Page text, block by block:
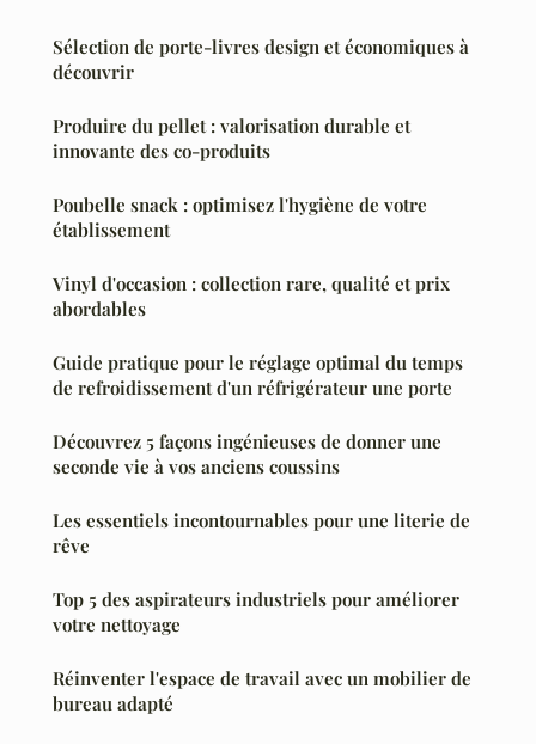
Sélection de porte-livres design et économiques à
découvrir
Produire du pellet : valorisation durable et
innovante des co-produits
Poubelle snack : optimisez l'hygiène de votre
établissement
Vinyl d'occasion : collection rare, qualité et prix
abordables
Guide pratique pour le réglage optimal du temps
de refroidissement d'un réfrigérateur une porte
Découvrez 5 façons ingénieuses de donner une
seconde vie à vos anciens coussins
Les essentiels incontournables pour une literie de
rêve
Top 5 des aspirateurs industriels pour améliorer
votre nettoyage
Réinventer l'espace de travail avec un mobilier de
bureau adapté